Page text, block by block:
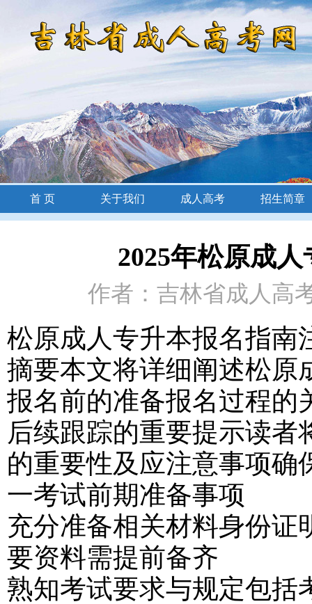
首 页 关于我们 成人高考
招生简章
招生简章
2025年松原成
作者：吉林省成人高
松原成人专升本报名指南
摘要本文将详细阐述松原
报名前的准备报名过程的
后续跟踪的重要提示读
的重要性及应注意事项确
一考试前期准备事项
充分准备相关材料身份证
要资料需提前备齐
熟知考试要求与规定包括